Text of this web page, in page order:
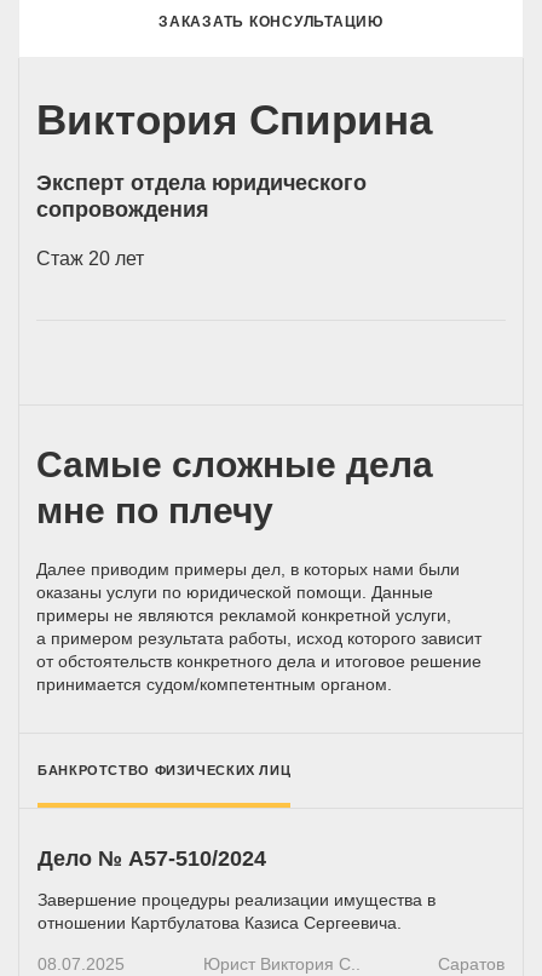
ЗАКАЗАТЬ КОНСУЛЬТАЦИЮ
Виктория Спирина
Эксперт отдела юридического
сопровождения
Стаж 20 лет
Самые сложные дела
мне по плечу
Далее приводим примеры дел, в которых нами были
оказаны услуги по юридической помощи. Данные
примеры не являются рекламой конкретной услуги,
а примером результата работы, исход которого зависит
от обстоятельств конкретного дела и итоговое решение
принимается судом/компетентным органом.
БАНКРОТСТВО ФИЗИЧЕСКИХ ЛИЦ
Дело № А57-510/2024
Завершение процедуры реализации имущества в
отношении Картбулатова Казиса Сергеевича.
08.07.2025 Юрист Виктория С..
Саратов